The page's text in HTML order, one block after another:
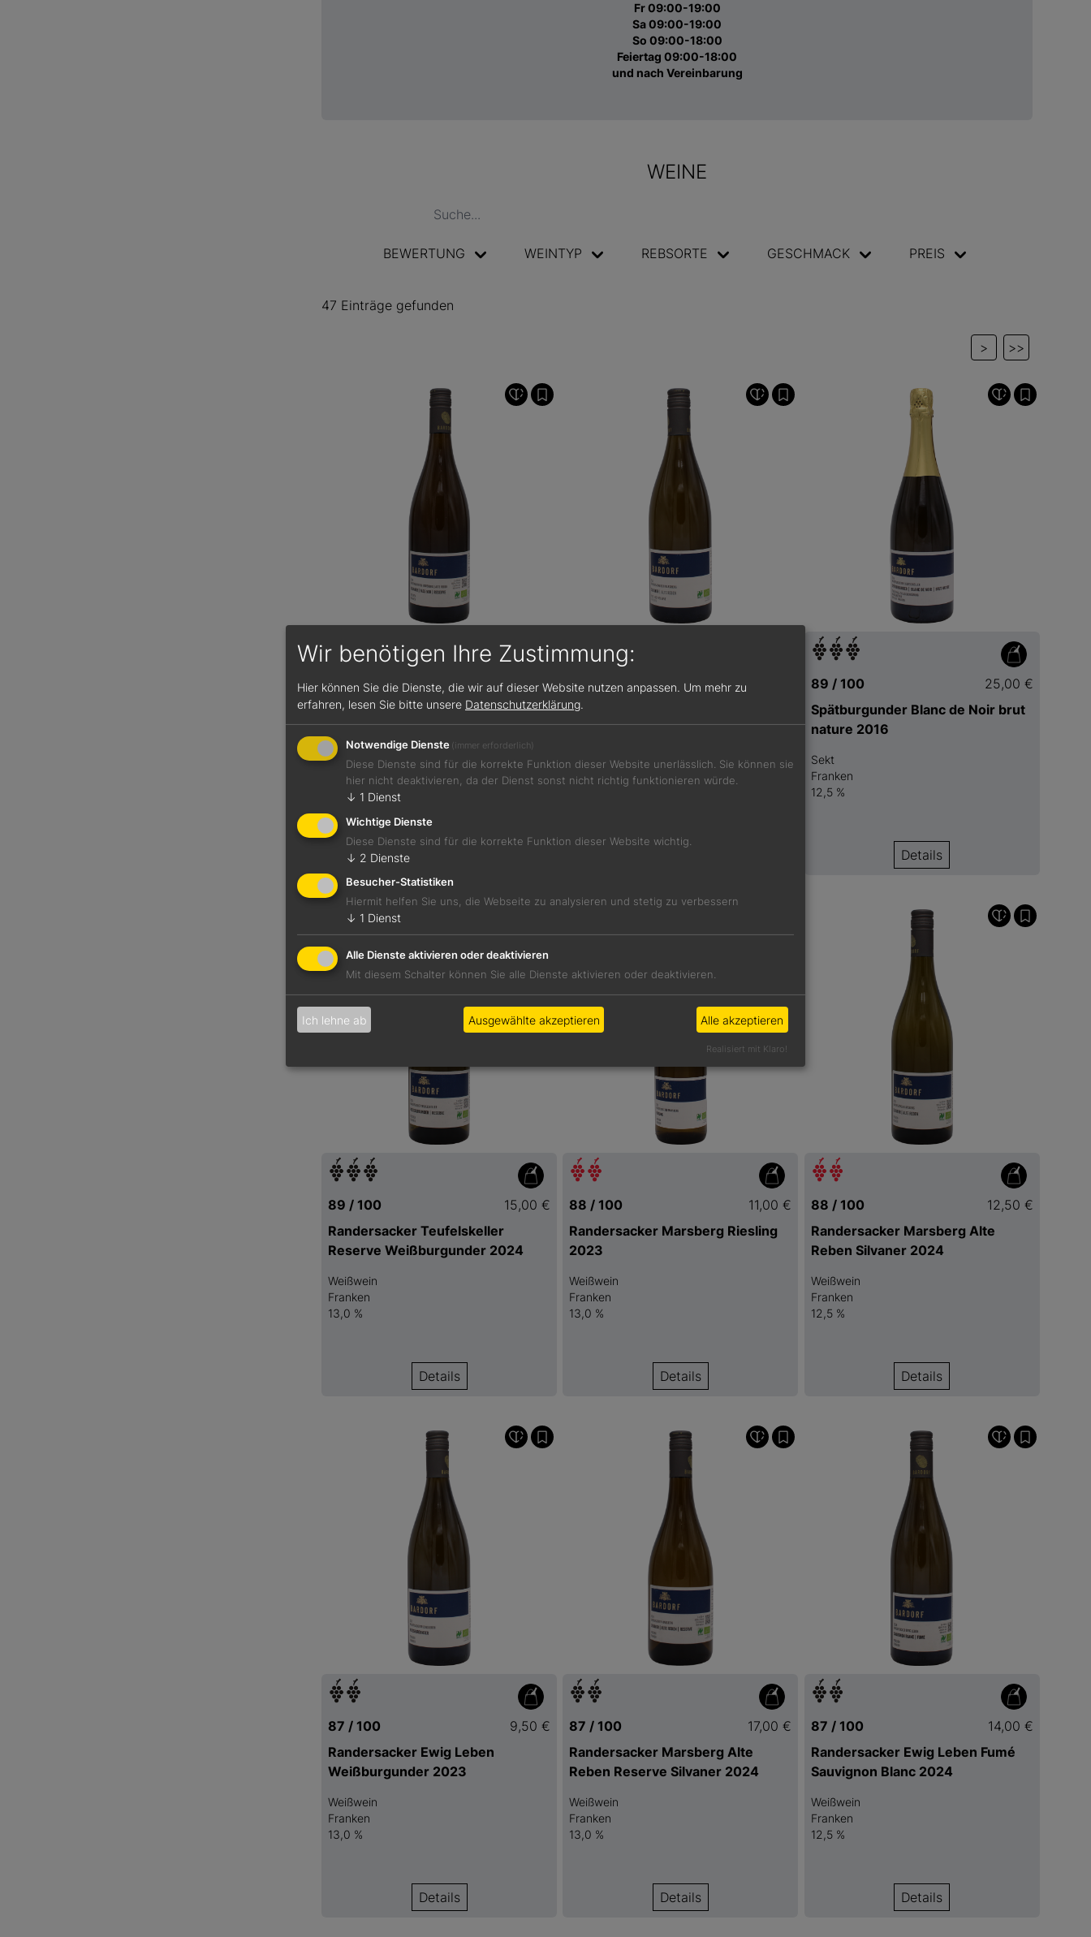
Fr 09:00-19:00
Sa 09:00-19:00
So 09:00-18:00
Feiertag 09:00-18:00
und nach Vereinbarung
WEINE
BEWERTUNG WEINTYP REBSORTE GESCHMACK PREIS
47 Einträge gefunden
> >>
91 / 100
40,00 €
Randersacker Marsberg Alte
Reben Fass 500 Reserve Silvaner
2024
Weißwein
Franken
13,0 %
90 / 100
35,00 €
Randersacker Marsberg Fass 500
Alte Reben Reserve Silvaner 2023
Weißwein
Franken
89 / 100
25,00 €
Spätburgunder Blanc de Noir brut
nature 2016
Sekt
Franken
12,5 %
Details
89 / 100
15,00 €
Randersacker Teufelskeller
Reserve Weißburgunder 2024
Weißwein
Franken
13,0 %
Details
88 / 100
11,00 €
Randersacker Marsberg Riesling
2023
Weißwein
Franken
13,0 %
Details
88 / 100
12,50 €
Randersacker Marsberg Alte
Reben Silvaner 2024
Weißwein
Franken
12,5 %
Details
87 / 100
9,50 €
Randersacker Ewig Leben
Weißburgunder 2023
Weißwein
Franken
13,0 %
Details
87 / 100
17,00 €
Randersacker Marsberg Alte
Reben Reserve Silvaner 2024
Weißwein
Franken
13,0 %
Details
87 / 100
14,00 €
Randersacker Ewig Leben Fumé
Sauvignon Blanc 2024
Weißwein
Franken
12,5 %
Details
Wir benötigen Ihre Zustimmung:
Hier können Sie die Dienste, die wir auf dieser Website nutzen anpassen. Um mehr zu
erfahren, lesen Sie bitte unsere Datenschutzerklärung.
Notwendige Dienste (immer erforderlich)
Diese Dienste sind für die korrekte Funktion dieser Website unerlässlich. Sie können sie
hier nicht deaktivieren, da der Dienst sonst nicht richtig funktionieren würde.
↓ 1 Dienst
Wichtige Dienste
Diese Dienste sind für die korrekte Funktion dieser Website wichtig.
↓ 2 Dienste
Besucher-Statistiken
Hiermit helfen Sie uns, die Webseite zu analysieren und stetig zu verbessern
↓ 1 Dienst
Alle Dienste aktivieren oder deaktivieren
Mit diesem Schalter können Sie alle Dienste aktivieren oder deaktivieren.
Ich lehne ab Ausgewählte akzeptieren Alle akzeptieren
Realisiert mit Klaro!